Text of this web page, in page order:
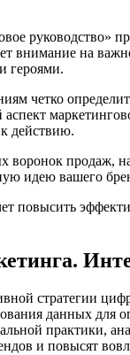
руководство»
внимание на
героями.
четко
действию.
продаж,
идею вашего
повысить
стратегии
данных для
и повысят